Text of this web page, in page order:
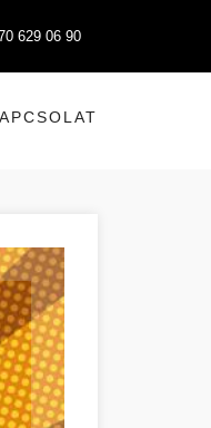
629 06 90